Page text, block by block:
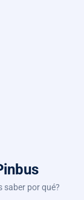
saber por qué?